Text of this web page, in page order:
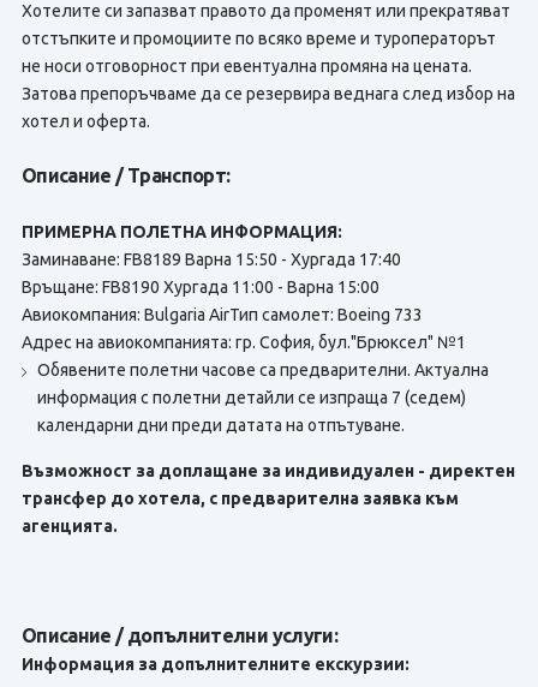
Хотелите си запазват правото да променят или прекратяват
отстъпките и промоциите по всяко време и туроператорът
не носи отговорност при евентуална промяна на цената.
Затова препоръчваме да се резервира веднага след избор на
хотел и оферта.
Описание / Транспорт:
ПРИМЕРНА ПОЛЕТНА ИНФОРМАЦИЯ:
Заминаване: FB8189 Варна 15:50 - Хургада 17:40
Връщане: FB8190 Хургада 11:00 - Варна 15:00
Авиокомпания: Bulgaria AirТип самолет: Boeing 733
Адрес на авиокомпанията: гр. София, бул."Брюксел" №1
Обявените полетни часове са предварителни. Актуална
информация с полетни детайли се изпраща 7 (седем)
календарни дни преди датата на отпътуване.
Възможност за доплащане за индивидуален - директен
трансфер до хотела, с предварителна заявка към
агенцията.
Описание / допълнителни услуги:
Информация за допълнителните екскурзии: